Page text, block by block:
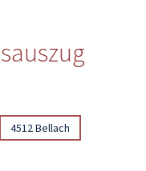
4512 Bellach